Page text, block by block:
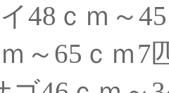
48ｃｍ
～65ｃ